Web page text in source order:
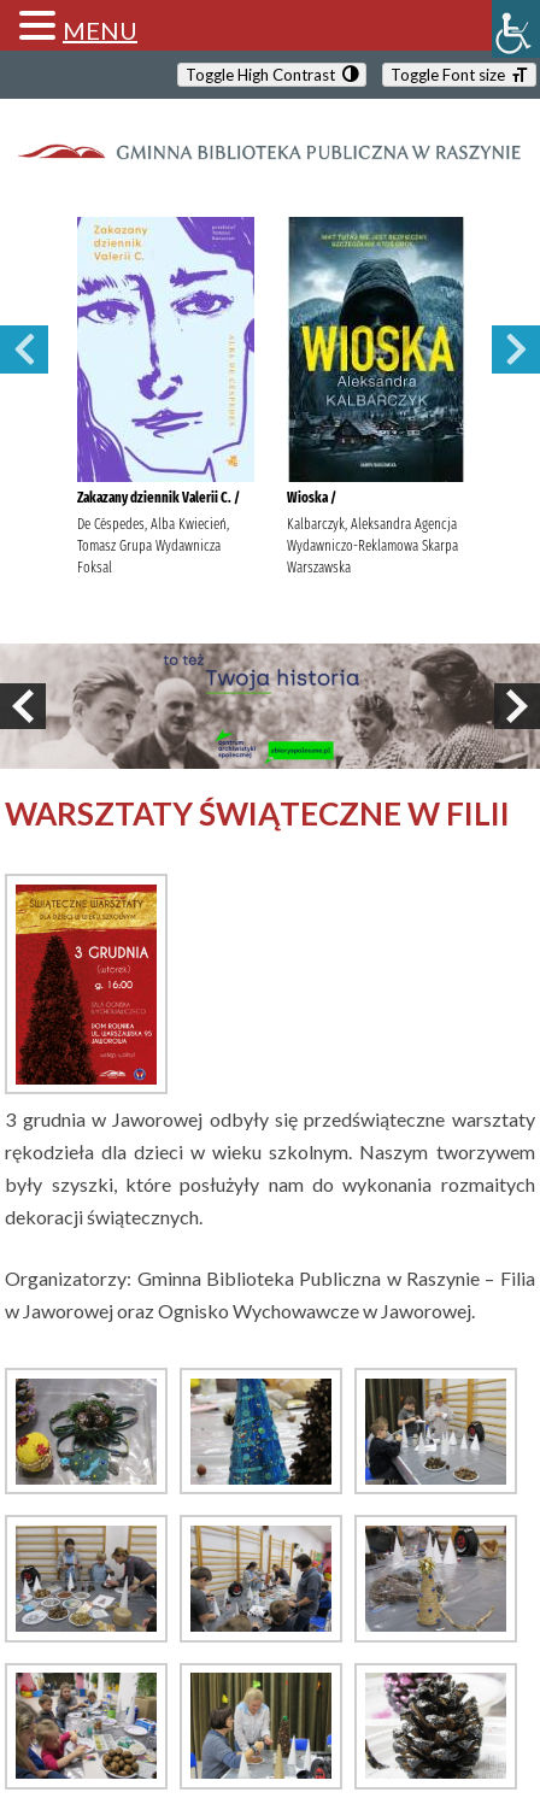
Toggle High Contrast Toggle Font size
WARSZTATY ŚWIĄTECZNE W FILII
3 grudnia w Jaworowej odbyły się przedświąteczne warsztaty
rękodzieła dla dzieci w wieku szkolnym. Naszym tworzywem
były szyszki, które posłużyły nam do wykonania rozmaitych
dekoracji świątecznych.
Organizatorzy: Gminna Biblioteka Publiczna w Raszynie – Filia
w Jaworowej oraz Ognisko Wychowawcze w Jaworowej.
MENU